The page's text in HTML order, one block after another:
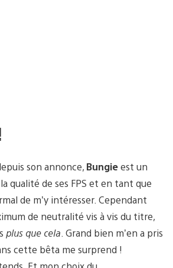
son annonce, Bungieest un
qualité de ses FPS et en tant que
de m’y intéresser. Cependant
de neutralité vis à vis du titre,
plus que cela. Grand bien m’en a pris
cette bêta me surprend !